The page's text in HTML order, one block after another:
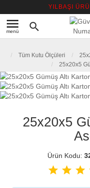
YILBAŞI
menu
menü search
Tüm Kutu Ölçüleri
25x20x5
25x20x5
Ürün Kodu:
star star star